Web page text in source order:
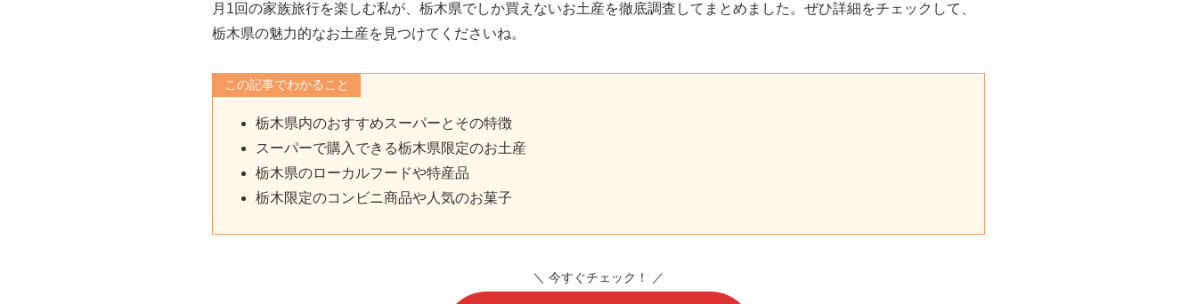
月1回の家族旅行を楽しむ私が、栃木県でしか買えないお土産を徹底調査してまとめました。ぜひ詳細をチェックして、
栃木県の魅力的なお土産を見つけてくださいね。
この記事でわかること
栃木県内のおすすめスーパーとその特徴
スーパーで購入できる栃木県限定のお土産
栃木県のローカルフードや特産品
栃木限定のコンビニ商品や人気のお菓子
＼ 今すぐチェック！ ／